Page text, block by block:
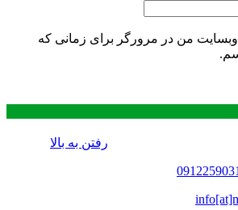
وبسایت من در مرورگر برای زمانی که
رفتن به بالا